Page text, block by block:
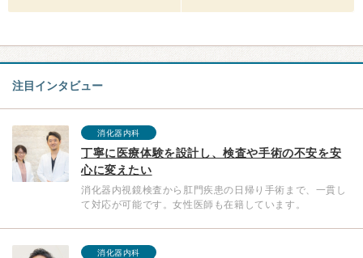
注目インタビュー
消化器内科
丁寧に医療体験を設計し、検査や手術の不安を安
心に変えたい
消化器内視鏡検査から肛門疾患の日帰り手術まで、一貫し
て対応が可能です。女性医師も在籍しています。
消化器内科